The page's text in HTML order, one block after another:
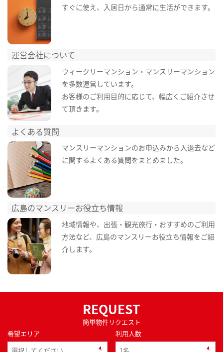
すぐに使え、入居日から通常に生活ができます。
運営会社について
ウィークリーマンション・マンスリーマンション
を多数運営しています。
お客様のご利用目的に応じて、幅広くご紹介させ
て頂きます。
よくある質問
マンスリーマンションのお申込みから入退去など
に関するよくある質問をまとめました。
広島のマンスリーお役立ち情報
地域情報や、出張・観光旅行・おすすめのご利用
方法など、広島のマンスリーお役立ち情報をご紹
介します。
REQUEST
簡単物件リクエスト
希望エリア
利用人数